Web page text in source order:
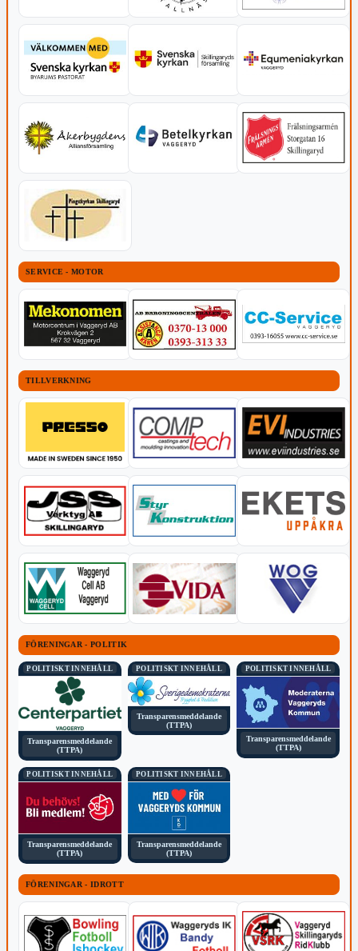
SERVICE - MOTOR
TILLVERKNING
FÖRENINGAR - POLITIK
POLITISKT INNEHÅLL
Transparensmeddelande
(TTPA)
POLITISKT INNEHÅLL
Transparensmeddelande
(TTPA)
POLITISKT INNEHÅLL
Transparensmeddelande
(TTPA)
POLITISKT INNEHÅLL
Transparensmeddelande
(TTPA)
POLITISKT INNEHÅLL
Transparensmeddelande
(TTPA)
FÖRENINGAR - IDROTT